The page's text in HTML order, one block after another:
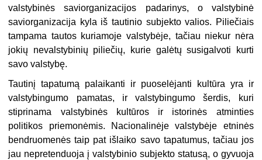
valstybinės saviorganizacijos padarinys, o valstybinė
saviorganizacija kyla iš tautinio subjekto valios. Piliečiais
tampama tautos kuriamoje valstybėje, tačiau niekur nėra
jokių nevalstybinių piliečių, kurie galėtų susigalvoti kurti
savo valstybę.
Tautinį tapatumą palaikanti ir puoselėjanti kultūra yra ir
valstybingumo pamatas, ir valstybingumo šerdis, kuri
stiprinama valstybinės kultūros ir istorinės atminties
politikos priemonėmis. Nacionalinėje valstybėje etninės
bendruomenės taip pat išlaiko savo tapatumus, tačiau jos
jau nepretenduoja į valstybinio subjekto statusą, o gyvuoja